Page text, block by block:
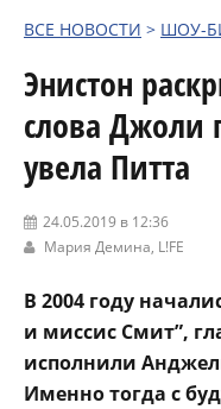
ВСЕ НОВОСТИ > ШОУ-
Энистон
слова Джоли
увела Питта
24.05.2019 в 12:36
Мария Демина, L!FE
В 2004 году
и миссис Смит”,
исполнили
Именно тогда с